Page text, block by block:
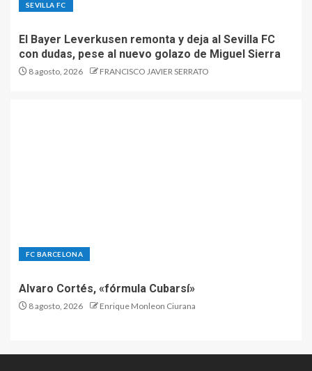
SEVILLA FC
El Bayer Leverkusen remonta y deja al Sevilla FC
con dudas, pese al nuevo golazo de Miguel Sierra
8 agosto, 2026 FRANCISCO JAVIER SERRATO
FC BARCELONA
Alvaro Cortés, «fórmula Cubarsí»
8 agosto, 2026 Enrique Monleon Ciurana